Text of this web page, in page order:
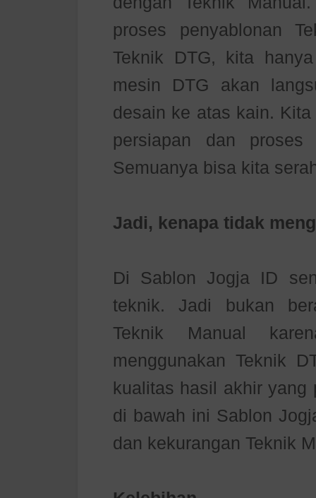
proses penyablonan
Teknik DTG, kita
mesin DTG akan
desain ke atas kain.
persiapan dan
Semuanya bisa kita
Jadi, kenapa tidak
Di Sablon Jogja ID
teknik. Jadi bukan
Teknik Manual
menggunakan Teknik
kualitas hasil akhir yang
di bawah ini Sablon
dan kekurangan Teknik